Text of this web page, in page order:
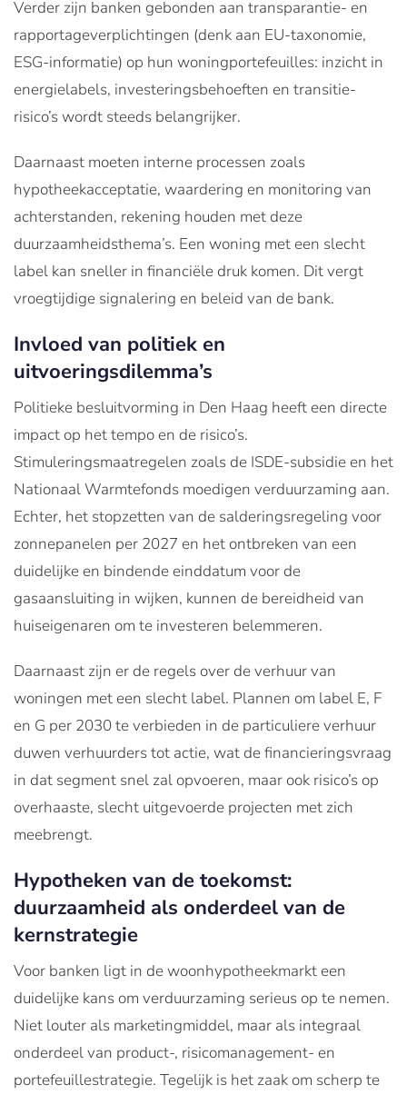
Verder zijn banken gebonden aan transparantie- en
rapportage­verplichtingen (denk aan EU-taxonomie,
ESG-informatie) op hun woningportefeuilles: inzicht in
energielabels, investerings­behoeften en transitie­
risico’s wordt steeds belangrijker.
Daarnaast moeten interne processen zoals
hypotheekacceptatie, waardering en monitoring van
achterstanden, rekening houden met deze
duurzaamheidsthema’s. Een woning met een slecht
label kan sneller in financiële druk komen. Dit vergt
vroegtijdige signalering en beleid van de bank.
Invloed van politiek en
uitvoeringsdilemma’s
Politieke besluitvorming in Den Haag heeft een directe
impact op het tempo en de risico’s.
Stimuleringsmaatregelen zoals de ISDE-subsidie en het
Nationaal Warmtefonds moedigen verduurzaming aan.
Echter, het stopzetten van de salderingsregeling voor
zonnepanelen per 2027 en het ontbreken van een
duidelijke en bindende einddatum voor de
gasaansluiting in wijken, kunnen de bereidheid van
huiseigenaren om te investeren belemmeren.
Daarnaast zijn er de regels over de verhuur van
woningen met een slecht label. Plannen om label E, F
en G per 2030 te verbieden in de particuliere verhuur
duwen verhuurders tot actie, wat de financieringsvraag
in dat segment snel zal opvoeren, maar ook risico’s op
overhaaste, slecht uitgevoerde projecten met zich
meebrengt.
Hypotheken van de toekomst:
duurzaamheid als onderdeel van de
kernstrategie
Voor banken ligt in de woonhypotheekmarkt een
duidelijke kans om verduurzaming serieus op te nemen.
Niet louter als marketingmiddel, maar als integraal
onderdeel van product-, risicomanagement- en
portefeuillestrategie. Tegelijk is het zaak om scherp te